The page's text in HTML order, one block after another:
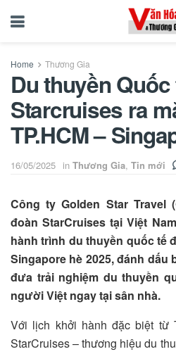
Home Thương Gia
Du thuyền Quốc
Starcruises ra
TP.HCM –
16/05/2025 in Thương Gia, Tin mới
Công ty Golden Star Travel
đoàn StarCruises tại Việt
hành trình du thuyền quốc tế
Singapore hè 2025, đánh
đưa trải nghiệm du thuyền
người Việt ngay tại sân nhà.
Với lịch khởi hành đặc biệt từ
StarCruises – thương hiệu du